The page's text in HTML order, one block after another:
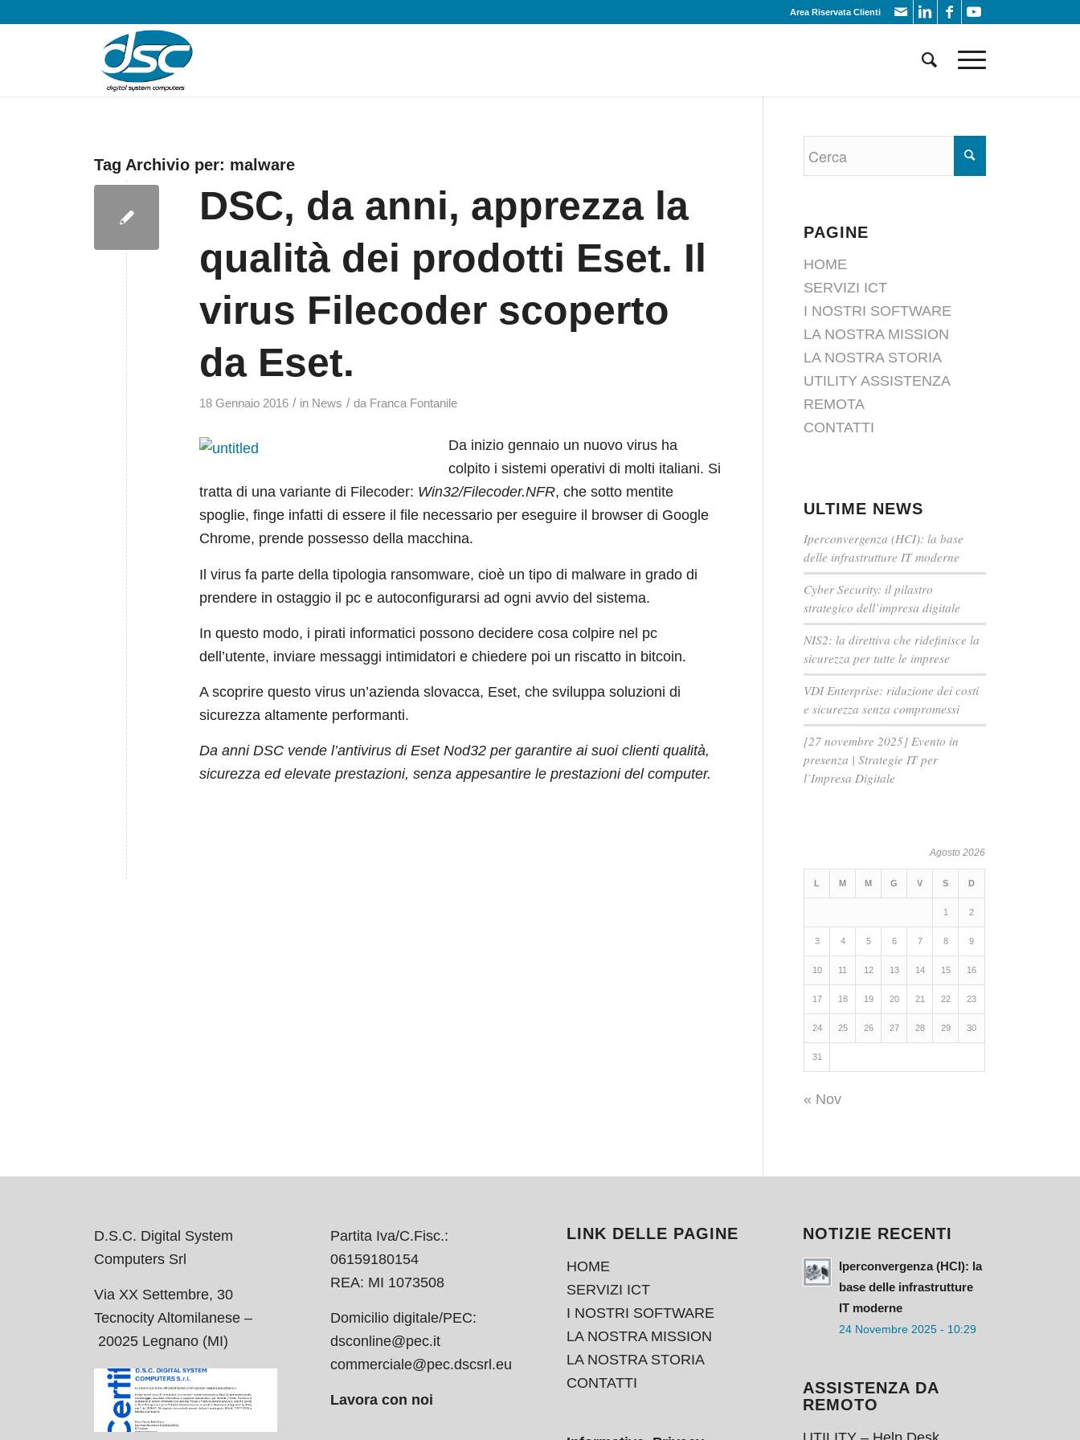
Area Riservata Clienti
Tag Archivio per: malware
DSC, da anni, apprezza la
qualità dei prodotti Eset. Il
virus Filecoder scoperto
da Eset.
18 Gennaio 2016 / in News / da Franca Fontanile
Da inizio gennaio un nuovo virus ha
colpito i sistemi operativi di molti italiani. Si
tratta di una variante di Filecoder: Win32/Filecoder.NFR, che sotto mentite
spoglie, finge infatti di essere il file necessario per eseguire il browser di Google
Chrome, prende possesso della macchina.
Il virus fa parte della tipologia ransomware, cioè un tipo di malware in grado di
prendere in ostaggio il pc e autoconfigurarsi ad ogni avvio del sistema.
In questo modo, i pirati informatici possono decidere cosa colpire nel pc
dell’utente, inviare messaggi intimidatori e chiedere poi un riscatto in bitcoin.
A scoprire questo virus un’azienda slovacca, Eset, che sviluppa soluzioni di
sicurezza altamente performanti.
Da anni DSC vende l’antivirus di Eset Nod32 per garantire ai suoi clienti qualità,
sicurezza ed elevate prestazioni, senza appesantire le prestazioni del computer.
PAGINE
HOME
SERVIZI ICT
I NOSTRI SOFTWARE
LA NOSTRA MISSION
LA NOSTRA STORIA
UTILITY ASSISTENZA
REMOTA
CONTATTI
ULTIME NEWS
Iperconvergenza (HCI): la base
delle infrastrutture IT moderne
Cyber Security: il pilastro
strategico dell’impresa digitale
NIS2: la direttiva che ridefinisce la
sicurezza per tutte le imprese
VDI Enterprise: riduzione dei costi
e sicurezza senza compromessi
[27 novembre 2025] Evento in
presenza | Strategie IT per
l’Impresa Digitale
Agosto 2026
L M M G V S D
1 2
3 4 5 6 7 8 9
10 11 12 13 14 15 16
17 18 19 20 21 22 23
24 25 26 27 28 29 30
31
« Nov
D.S.C. Digital System
Computers Srl
Via XX Settembre, 30
Tecnocity Altomilanese –
20025 Legnano (MI)
Partita Iva/C.Fisc.:
06159180154
REA: MI 1073508
Domicilio digitale/PEC:
dsconline@pec.it
commerciale@pec.dscsrl.eu
Lavora con noi
LINK DELLE PAGINE
HOME
SERVIZI ICT
I NOSTRI SOFTWARE
LA NOSTRA MISSION
LA NOSTRA STORIA
CONTATTI
NOTIZIE RECENTI
Iperconvergenza (HCI): la
base delle infrastrutture
IT moderne
24 Novembre 2025 - 10:29
ASSISTENZA DA
REMOTO